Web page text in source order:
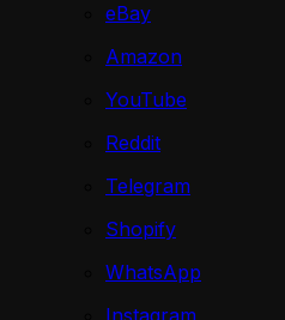
eBay
Amazon
YouTube
Reddit
Telegram
Shopify
WhatsApp
Instagram